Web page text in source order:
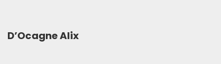
D’Ocagne Alix